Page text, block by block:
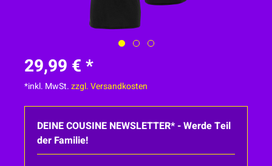
29,99 € *
*inkl. MwSt.zzgl. Versandkosten
DEINE COUSINE NEWSLETTER* - Werde Teil
der Familie!